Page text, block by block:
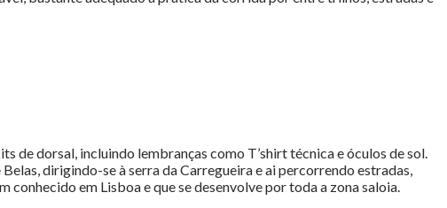
de dorsal, incluindo lembranças como T’shirt técnica e óculos de sol.
dirigindo-se à serra da Carregueira e ai percorrendo estradas,
em Lisboa e que se desenvolve por toda a zona saloia.